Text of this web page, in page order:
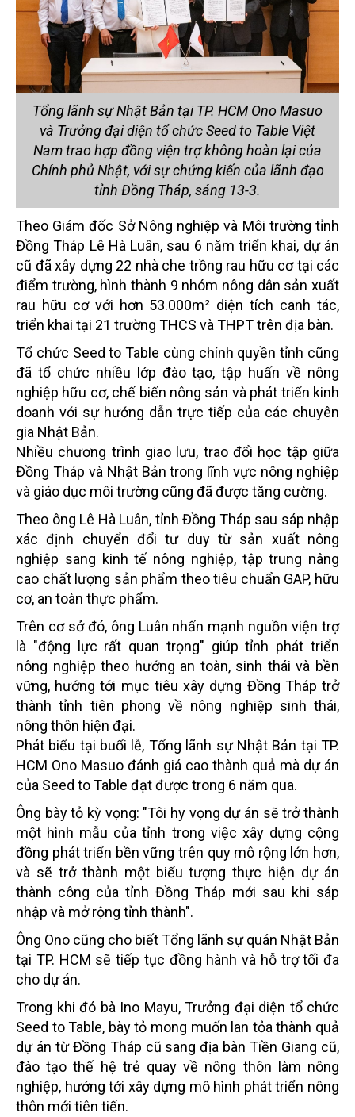
Tổng lãnh sự Nhật Bản tại TP. HCM Ono Masuo
và Trưởng đại diện tổ chức Seed to Table Việt
Nam trao hợp đồng viện trợ không hoàn lại của
Chính phủ Nhật, với sự chứng kiến của lãnh đạo
tỉnh Đồng Tháp, sáng 13-3.
Theo Giám đốc Sở Nông nghiệp và Môi trường tỉnh
Đồng Tháp Lê Hà Luân, sau 6 năm triển khai, dự án
cũ đã xây dựng 22 nhà che trồng rau hữu cơ tại các
điểm trường, hình thành 9 nhóm nông dân sản xuất
rau hữu cơ với hơn 53.000m² diện tích canh tác,
triển khai tại 21 trường THCS và THPT trên địa bàn.
Tổ chức Seed to Table cùng chính quyền tỉnh cũng
đã tổ chức nhiều lớp đào tạo, tập huấn về nông
nghiệp hữu cơ, chế biến nông sản và phát triển kinh
doanh với sự hướng dẫn trực tiếp của các chuyên
gia Nhật Bản.
Nhiều chương trình giao lưu, trao đổi học tập giữa
Đồng Tháp và Nhật Bản trong lĩnh vực nông nghiệp
và giáo dục môi trường cũng đã được tăng cường.
Theo ông Lê Hà Luân, tỉnh Đồng Tháp sau sáp nhập
xác định chuyển đổi tư duy từ sản xuất nông
nghiệp sang kinh tế nông nghiệp, tập trung nâng
cao chất lượng sản phẩm theo tiêu chuẩn GAP, hữu
cơ, an toàn thực phẩm.
Trên cơ sở đó, ông Luân nhấn mạnh nguồn viện trợ
là "động lực rất quan trọng" giúp tỉnh phát triển
nông nghiệp theo hướng an toàn, sinh thái và bền
vững, hướng tới mục tiêu xây dựng Đồng Tháp trở
thành tỉnh tiên phong về nông nghiệp sinh thái,
nông thôn hiện đại.
Phát biểu tại buổi lễ, Tổng lãnh sự Nhật Bản tại TP.
HCM Ono Masuo đánh giá cao thành quả mà dự án
của Seed to Table đạt được trong 6 năm qua.
Ông bày tỏ kỳ vọng: "Tôi hy vọng dự án sẽ trở thành
một hình mẫu của tỉnh trong việc xây dựng cộng
đồng phát triển bền vững trên quy mô rộng lớn hơn,
và sẽ trở thành một biểu tượng thực hiện dự án
thành công của tỉnh Đồng Tháp mới sau khi sáp
nhập và mở rộng tỉnh thành".
Ông Ono cũng cho biết Tổng lãnh sự quán Nhật Bản
tại TP. HCM sẽ tiếp tục đồng hành và hỗ trợ tối đa
cho dự án.
Trong khi đó bà Ino Mayu, Trưởng đại diện tổ chức
Seed to Table, bày tỏ mong muốn lan tỏa thành quả
dự án từ Đồng Tháp cũ sang địa bàn Tiền Giang cũ,
đào tạo thế hệ trẻ quay về nông thôn làm nông
nghiệp, hướng tới xây dựng mô hình phát triển nông
thôn mới tiên tiến.